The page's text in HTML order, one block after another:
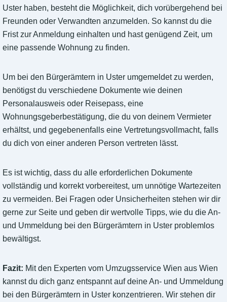
Uster haben, besteht die Möglichkeit, dich vorübergehend bei
Freunden oder Verwandten anzumelden. So kannst du die
Frist zur Anmeldung einhalten und hast genügend Zeit, um
eine passende Wohnung zu finden.
Um bei den Bürgerämtern in Uster umgemeldet zu werden,
benötigst du verschiedene Dokumente wie deinen
Personalausweis oder Reisepass, eine
Wohnungsgeberbestätigung, die du von deinem Vermieter
erhältst, und gegebenenfalls eine Vertretungsvollmacht, falls
du dich von einer anderen Person vertreten lässt.
Es ist wichtig, dass du alle erforderlichen Dokumente
vollständig und korrekt vorbereitest, um unnötige Wartezeiten
zu vermeiden. Bei Fragen oder Unsicherheiten stehen wir dir
gerne zur Seite und geben dir wertvolle Tipps, wie du die An-
und Ummeldung bei den Bürgerämtern in Uster problemlos
bewältigst.
Fazit: Mit den Experten vom Umzugsservice Wien aus Wien
kannst du dich ganz entspannt auf deine An- und Ummeldung
bei den Bürgerämtern in Uster konzentrieren. Wir stehen dir